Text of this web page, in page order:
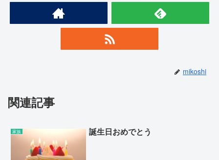
mikoshi
関連記事
家族 誕生日おめでとう